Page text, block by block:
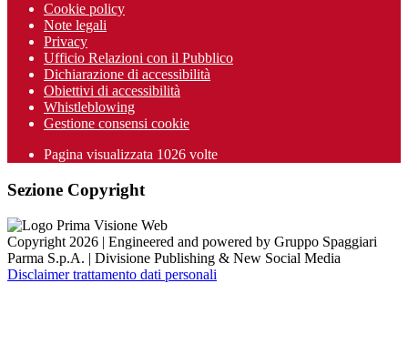
Cookie policy
Note legali
Privacy
Ufficio Relazioni con il Pubblico
Dichiarazione di accessibilità
Obiettivi di accessibilità
Whistleblowing
Gestione consensi cookie
Pagina visualizzata 1026 volte
Sezione Copyright
Copyright 2026 | Engineered and powered by Gruppo Spaggiari
Parma S.p.A. | Divisione Publishing & New Social Media
Disclaimer trattamento dati personali